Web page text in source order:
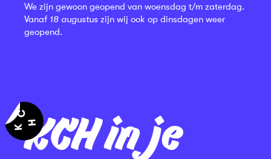
KCH in je
We zijn gewoon geopend van woensdag t/m zaterdag.
Vanaf 18 augustus zijn wij ook op dinsdagen weer
geopend.